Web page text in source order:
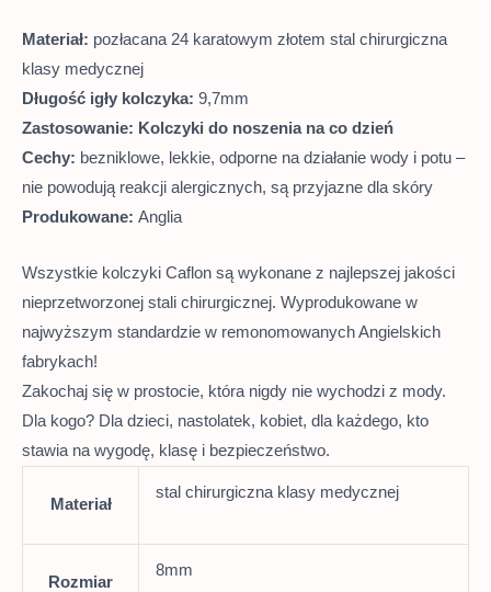
Materiał: pozłacana 24 karatowym złotem stal chirurgiczna
klasy medycznej
Długość igły kolczyka: 9,7mm
Zastosowanie: Kolczyki do noszenia na co dzień
Cechy: bezniklowe, lekkie, odporne na działanie wody i potu –
nie powodują reakcji alergicznych, są przyjazne dla skóry
Produkowane: Anglia
Wszystkie kolczyki Caflon są wykonane z najlepszej jakości
nieprzetworzonej stali chirurgicznej. Wyprodukowane w
najwyższym standardzie w remonomowanych Angielskich
fabrykach!
Zakochaj się w prostocie, która nigdy nie wychodzi z mody.
Dla kogo? Dla dzieci, nastolatek, kobiet, dla każdego, kto
stawia na wygodę, klasę i bezpieczeństwo.
Materiał
stal chirurgiczna klasy medycznej
Rozmiar
8mm